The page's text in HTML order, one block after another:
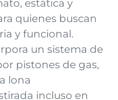
estática y
quienes buscan
y funcional.
un sistema de
pistones de gas,
lona
incluso en